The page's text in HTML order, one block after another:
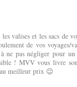
valises et les sacs de
de vos voyages/
ne pas négliger pour
! MVV vous livre
meilleur prix 😉